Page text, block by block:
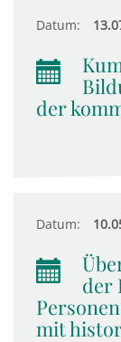
Datum:
der
Datum:
der
mit